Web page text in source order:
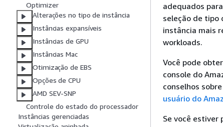
Optimizer
Alterações no tipo de instância
Instâncias expansíveis
Instâncias de GPU
Instâncias Mac
Otimização de EBS
Opções de CPU
AMD SEV-SNP
Controle do estado do processador
Instâncias gerenciadas
adequados
seleção de tipo
instância mais
workloads.
Você pode
console do
conselhos
usuário do
Se você estiver